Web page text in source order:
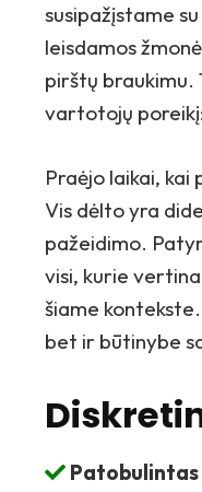
susipažįstame
leisdamos
pirštų braukimu.
vartotojų poreikį:
Praėjo laikai, kai
Vis dėlto yra
pažeidimo.
visi, kurie
šiame
bet ir būtinybe